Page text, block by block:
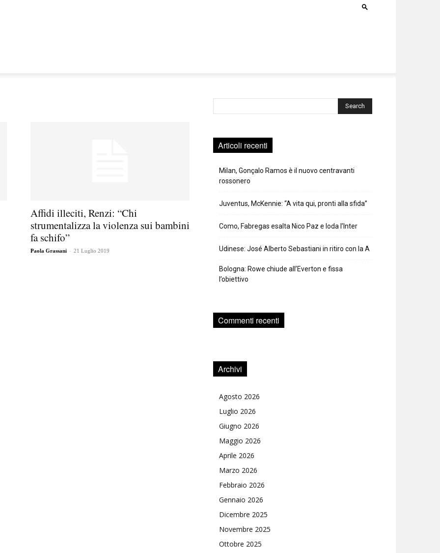
Affidi illeciti, Renzi: “Chi
strumentalizza la violenza sui bambini
fa schifo”
Paola Grassani - 21 Luglio 2019
Articoli recenti
Milan, Gonçalo Ramos è il nuovo centravanti
rossonero
Juventus, McKennie: “A vita qui, pronti alla sfida”
Como, Fabregas esalta Nico Paz e loda l’Inter
Udinese: José Alberto Sebastiani in ritiro con la A
Bologna: Rowe chiude all’Everton e fissa
l’obiettivo
Commenti recenti
Archivi
Agosto 2026
Luglio 2026
Giugno 2026
Maggio 2026
Aprile 2026
Marzo 2026
Febbraio 2026
Gennaio 2026
Dicembre 2025
Novembre 2025
Ottobre 2025